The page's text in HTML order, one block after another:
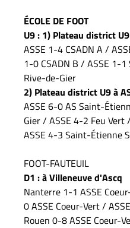
ÉCOLE DE FOOT
U9 : 1) Plateau district
ASSE 1-4 CSADN A /
1-0 CSADN B / ASSE 1-
Rive-de-Gier
2) Plateau district U9 à
ASSE 6-0 AS Saint-
Gier / ASSE 4-2 Feu Vert
ASSE 4-3 Saint-Étienne
FOOT-FAUTEUIL
D1 : à Villeneuve d'Ascq
Nanterre 1-1 ASSE
0 ASSE Coeur-Vert /
Rouen 0-8 ASSE Coeur-